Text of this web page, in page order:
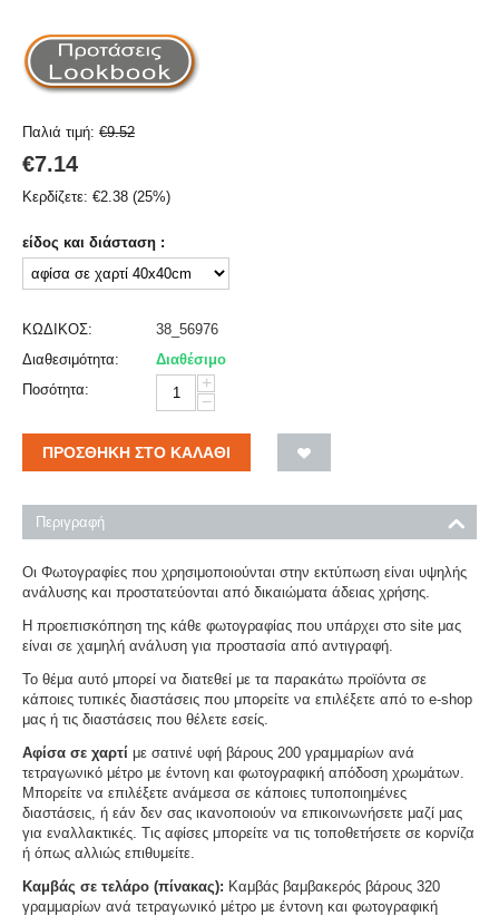
Παλιά τιμή: €9.52
€7.14
Κερδίζετε: €2.38 (25%)
είδος και διάσταση :
ΚΩΔΙΚΟΣ:
38_56976
Διαθεσιμότητα:
Διαθέσιμο
Ποσότητα:
+
−
ΠΡΟΣΘΉΚΗ ΣΤΟ ΚΑΛΆΘΙ
Περιγραφή
Οι Φωτογραφίες που χρησιμοποιούνται στην εκτύπωση είναι υψηλής
ανάλυσης και προστατεύονται από δικαιώματα άδειας χρήσης.
Η προεπισκόπηση της κάθε φωτογραφίας που υπάρχει στο site μας
είναι σε χαμηλή ανάλυση για προστασία από αντιγραφή.
Το θέμα αυτό μπορεί να διατεθεί με τα παρακάτω προϊόντα σε
κάποιες τυπικές διαστάσεις που μπορείτε να επιλέξετε από το e-shop
μας ή τις διαστάσεις που θέλετε εσείς.
Αφίσα σε χαρτί με σατινέ υφή βάρους 200 γραμμαρίων ανά
τετραγωνικό μέτρο με έντονη και φωτογραφική απόδοση χρωμάτων.
Μπορείτε να επιλέξετε ανάμεσα σε κάποιες τυποποιημένες
διαστάσεις, ή εάν δεν σας ικανοποιούν να επικοινωνήσετε μαζί μας
για εναλλακτικές. Τις αφίσες μπορείτε να τις τοποθετήσετε σε κορνίζα
ή όπως αλλιώς επιθυμείτε.
Καμβάς σε τελάρο (πίνακας): Καμβάς βαμβακερός βάρους 320
γραμμαρίων ανά τετραγωνικό μέτρο με έντονη και φωτογραφική